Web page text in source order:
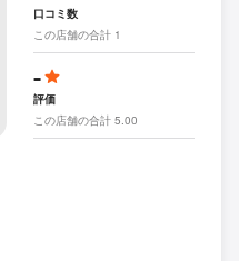
口コミ数
この店舗の合計 1
-
評価
この店舗の合計 5.00